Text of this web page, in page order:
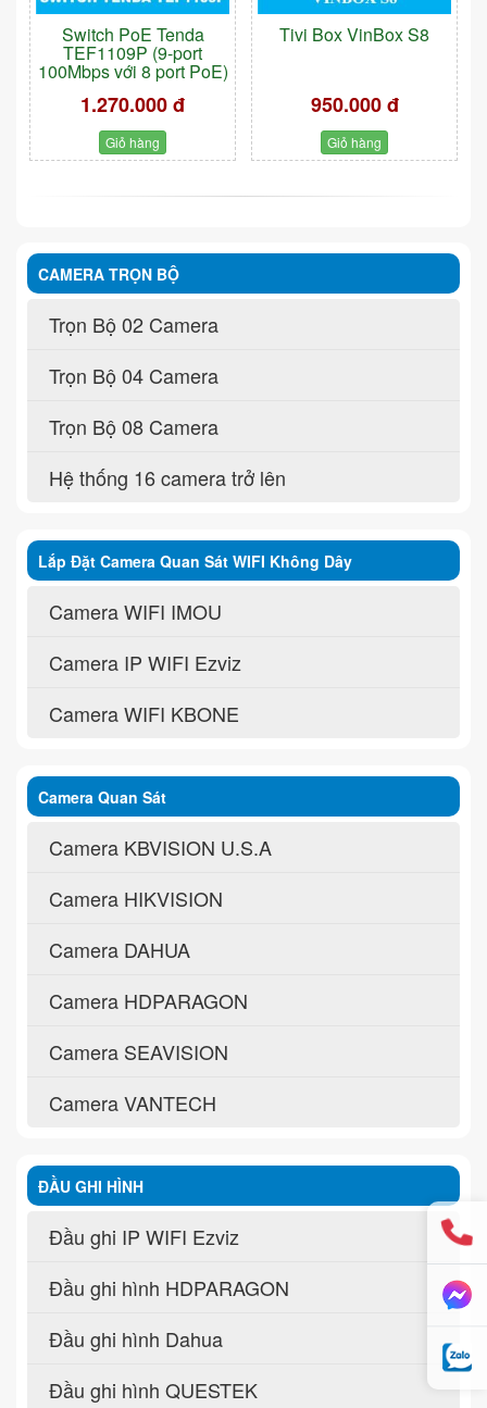
Switch PoE Tenda
TEF1109P (9-port
100Mbps với 8 port PoE)
1.270.000 đ
Giỏ hàng
Tivi Box VinBox S8
950.000 đ
Giỏ hàng
CAMERA TRỌN BỘ
Trọn Bộ 02 Camera
Trọn Bộ 04 Camera
Trọn Bộ 08 Camera
Hệ thống 16 camera trở lên
Lắp Đặt Camera Quan Sát WIFI Không Dây
Camera WIFI IMOU
Camera IP WIFI Ezviz
Camera WIFI KBONE
Camera Quan Sát
Camera KBVISION U.S.A
Camera HIKVISION
Camera DAHUA
Camera HDPARAGON
Camera SEAVISION
Camera VANTECH
ĐẦU GHI HÌNH
Đầu ghi IP WIFI Ezviz
Đầu ghi hình HDPARAGON
Đầu ghi hình Dahua
Đầu ghi hình QUESTEK